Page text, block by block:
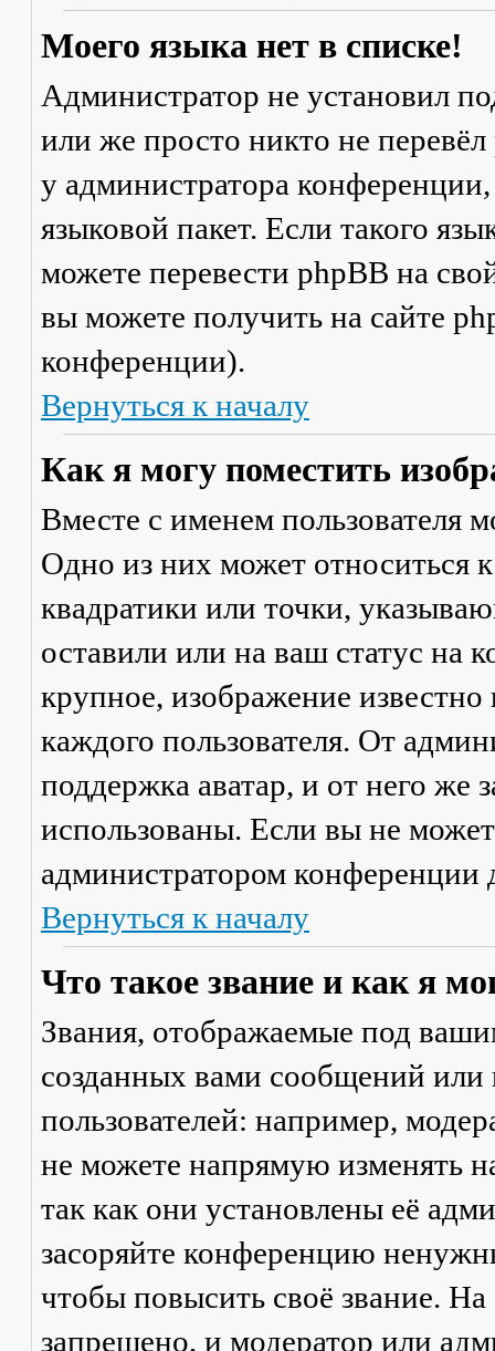
Моего языка нет в списке!
Администратор не установил
или же просто никто не
у администратора
языковой пакет. Если такого
можете перевести phpBB на
вы можете получить на сайте
конференции).
Вернуться к началу
Как я могу поместить
Вместе с именем пользователя
Одно из них может относиться
квадратики или точки,
оставили или на ваш статус на
крупное, изображение
каждого пользователя. От
поддержка аватар, и от него же
использованы. Если вы не
администратором конференции
Вернуться к началу
Что такое звание и как я
Звания, отображаемые под
созданных вами сообщений
пользователей: например,
не можете напрямую изменять
так как они установлены её
засоряйте конференцию
чтобы повысить своё звание.
запрещено, и модератор или